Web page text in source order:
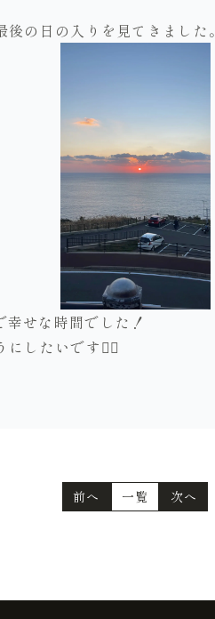
の日の入りを見てきました。
せな時間でした！
したいです🙂‍↕️
前へ 一覧 次へ